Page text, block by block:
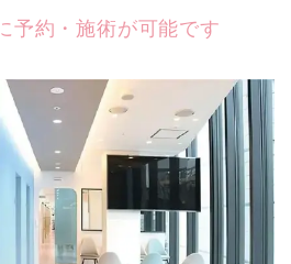
予約・施術が可能です